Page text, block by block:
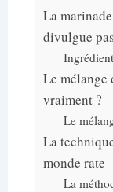
La
divulgue pas
Le mélange
vraiment ?
Le
La
monde rate
La